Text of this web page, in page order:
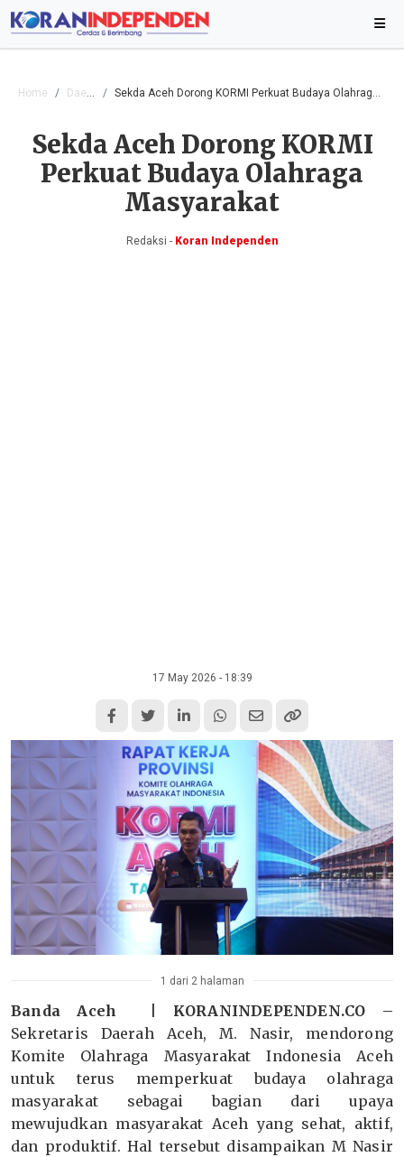
Home Daerah Sekda Aceh Dorong KORMI Perkuat Budaya Olahraga Masyarakat
Sekda Aceh Dorong KORMI
Perkuat Budaya Olahraga
Masyarakat
Redaksi -Koran Independen
17 May 2026 - 18:39
1 dari 2 halaman
Banda Aceh | KORANINDEPENDEN.CO –
Sekretaris Daerah Aceh, M. Nasir, mendorong
Komite Olahraga Masyarakat Indonesia Aceh
untuk terus memperkuat budaya olahraga
masyarakat sebagai bagian dari upaya
mewujudkan masyarakat Aceh yang sehat, aktif,
dan produktif. Hal tersebut disampaikan M Nasir